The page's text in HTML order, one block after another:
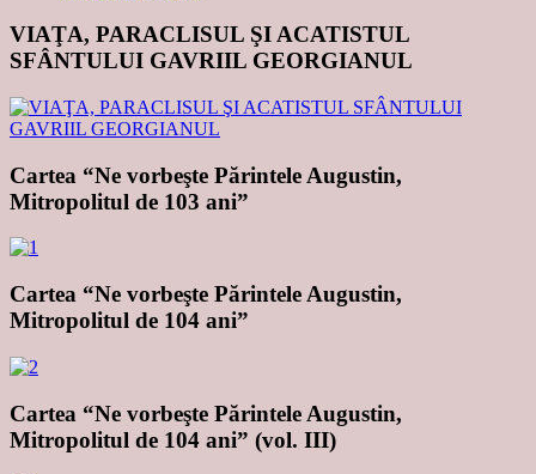
VIAŢA, PARACLISUL ŞI ACATISTUL
SFÂNTULUI GAVRIIL GEORGIANUL
Cartea “Ne vorbeşte Părintele Augustin,
Mitropolitul de 103 ani”
Cartea “Ne vorbeşte Părintele Augustin,
Mitropolitul de 104 ani”
Cartea “Ne vorbeşte Părintele Augustin,
Mitropolitul de 104 ani” (vol. III)